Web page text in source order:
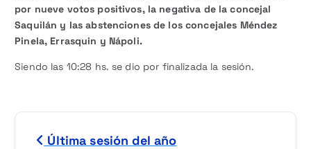
por nueve votos positivos, la negativa de la concejal
Saquilán y las abstenciones de los concejales Méndez
Pinela, Errasquin y Nápoli.
Siendo las 10:28 hs. se dio por finalizada la sesión.
Última sesión del año